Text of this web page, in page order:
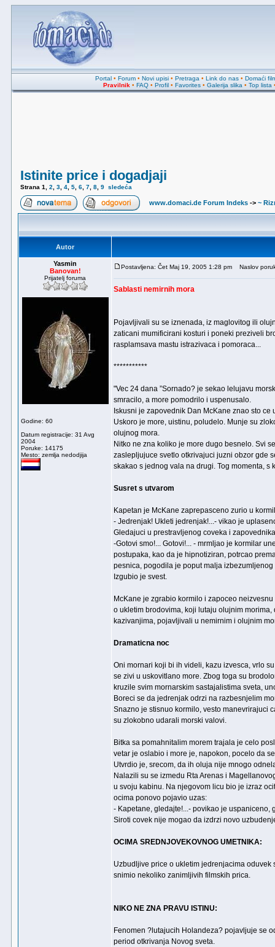
Portal• Forum• Novi upisi• Pretraga • Link do nas• Domaći
Pravilnik • FAQ • Profil • Favorites • Galerija slika • Top lista
Istinite price i dogadjaji
Strana 1 2 3 4 5 6 7 8 9 sledeća
www.domaci.de Forum Indeks -> ~
Autor
Yasmin
Banovan!
Prijatelj foruma
Godine: 60
Datum registracije: 31 Avg
2004
Poruke: 14175
Mesto: zemlja nedodjija
Postavljena: Čet Maj 19, 2005 1:28 pm Naslov
Sablasti nemirnih mora
Pojavljivali su se iznenada, iz maglovitog ili
zaticani mumificirani kosturi i poneki preziveli
rasplamsava mastu istrazivaca i pomoraca...
***********
"Vec 24 dana ”Sornado? je sekao lelujavu
smracilo, a more pomodrilo i uspenusalo.
Iskusni je zapovednik Dan McKane znao sto
Uskoro je more, uistinu, poludelo. Munje su
olujnog mora.
Nitko ne zna koliko je more dugo besnelo. Svi
zaslepljujuce svetlo otkrivajuci juzni obzor gde
skakao s jednog vala na drugi. Tog momenta, s
Susret s utvarom
Kapetan je McKane zaprepasceno zurio u
- Jedrenjak! Ukleti jedrenjak!...- vikao je
Gledajuci u prestravljenog coveka i
-Gotovi smo!... Gotovi!... - mrmljao je kormilar
postupaka, kao da je hipnotiziran, potrcao
pesnica, pogodila je poput malja
Izgubio je svest.
McKane je zgrabio kormilo i zapoceo
o ukletim brodovima, koji lutaju olujnim
kazivanjima, pojavljivali u nemirnim i olujnim
Dramaticna noc
Oni mornari koji bi ih videli, kazu izvesca, vrlo
se zivi u uskovitlano more. Zbog toga su
kruzile svim mornarskim sastajalistima sveta,
Boreci se da jedrenjak odrzi na razbesnjelim
Snazno je stisnuo kormilo, vesto manevrirajuci
su zlokobno udarali morski valovi.
Bitka sa pomahnitalim morem trajala je celo
vetar je oslabio i more je, napokon, pocelo da
Utvrdio je, srecom, da ih oluja nije mnogo
Nalazili su se izmedu Rta Arenas i
u svoju kabinu. Na njegovom licu bio je izraz
ocima ponovo pojavio uzas:
- Kapetane, gledajte!...- povikao je uspaniceno,
Siroti covek nije mogao da izdrzi novo
OCIMA SREDNJOVEKOVNOG UMETNIKA:
Uzbudljive price o ukletim jedrenjacima
snimio nekoliko zanimljivih filmskih prica.
NIKO NE ZNA PRAVU ISTINU:
Fenomen ?lutajucih Holandeza? pojavljuje se
period otkrivanja Novog sveta.